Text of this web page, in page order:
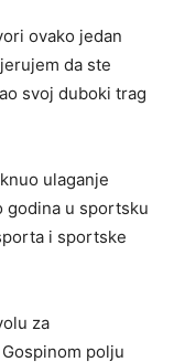
ovako jedan
da ste
svoj duboki trag
ulaganje
godina u sportsku
i sportske
za
polju